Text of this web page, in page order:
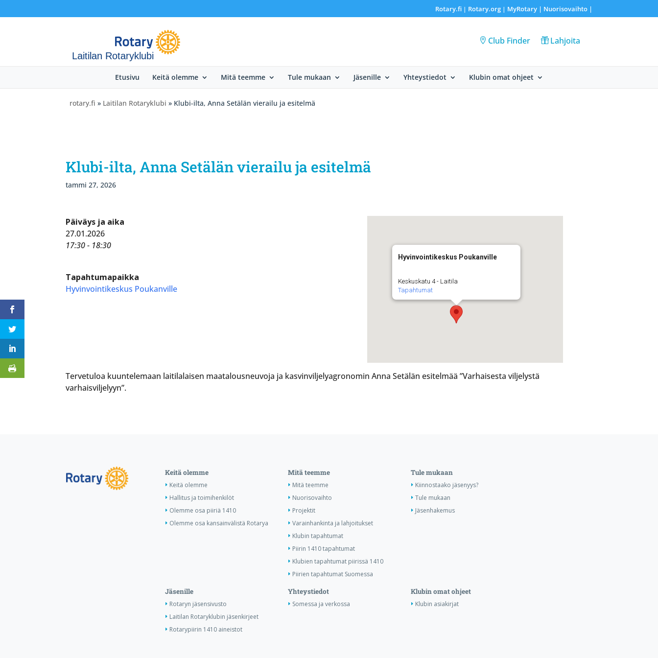
Rotary.fi| Rotary.org| MyRotary | Nuorisovaihto|
Laitilan Rotaryklubi
Club Finder Lahjoita
Etusivu Keitä olemme Mitä teemme Tule mukaan Jäsenille Yhteystiedot Klubin omat ohjeet
rotary.fi » Laitilan Rotaryklubi » Klubi-ilta, Anna Setälän vierailu ja esitelmä
Klubi-ilta, Anna Setälän vierailu ja esitelmä
tammi 27, 2026
Hyvinvointikeskus Poukanville
Keskuskatu 4 - Laitila
Tapahtumat
Päiväys ja aika
27.01.2026
17:30 - 18:30
Tapahtumapaikka
Hyvinvointikeskus Poukanville
Tervetuloa kuuntelemaan laitilalaisen maatalousneuvoja ja kasvinviljelyagronomin Anna Setälän esitelmää ”Varhaisesta viljelystä
varhaisviljelyyn”.
Keitä olemme
Keitä olemme
Hallitus ja toimihenkilöt
Olemme osa piiriä 1410
Olemme osa kansainvälistä Rotarya
Mitä teemme
Mitä teemme
Nuorisovaihto
Projektit
Varainhankinta ja lahjoitukset
Klubin tapahtumat
Piirin 1410 tapahtumat
Klubien tapahtumat piirissä 1410
Piirien tapahtumat Suomessa
Tule mukaan
Kiinnostaako jäsenyys?
Tule mukaan
Jäsenhakemus
Jäsenille
Rotaryn jäsensivusto
Laitilan Rotaryklubin jäsenkirjeet
Rotarypiirin 1410 aineistot
Yhteystiedot
Somessa ja verkossa
Klubin omat ohjeet
Klubin asiakirjat